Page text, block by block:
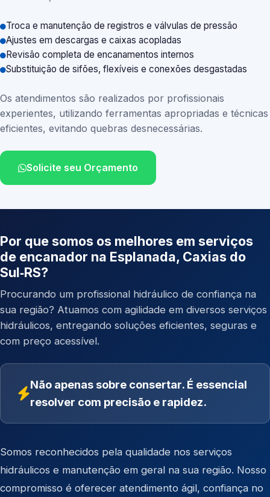
Troca e manutenção de registros e válvulas de pressão
Ajustes em descargas e caixas acopladas
Revisão completa de encanamentos internos
Substituição de sifões, flexíveis e conexões desgastadas
Os atendimentos são realizados por profissionais
experientes, utilizando ferramentas apropriadas e técnicas
eficientes, evitando quebras desnecessárias.
Solicite seu Orçamento
Por que somos os melhores em serviços
de encanador na Esplanada, Caxias do
Sul‑RS?
Procurando um profissional hidráulico de confiança na
sua região? Atuamos com agilidade em diversos serviços
hidráulicos, entregando soluções eficientes, seguras e
com preço acessível.
Não apenas sobre consertar. É essencial
resolver com precisão e rapidez.
Somos reconhecidos pela qualidade nos serviços
hidráulicos e manutenção em geral na sua região. Nosso
compromisso é oferecer atendimento ágil, confiança no